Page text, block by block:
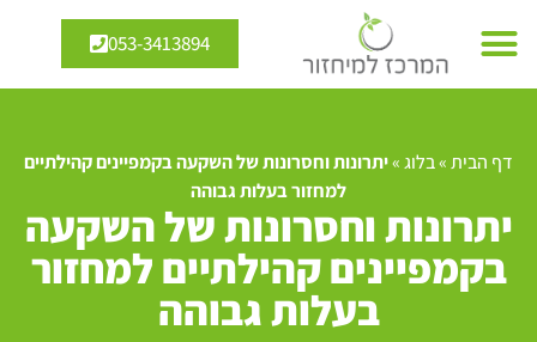
053-3413894
דף הבית»בלוג»יתרונות וחסרונות של השקעה בקמפיינים קהילתיים
למחזור בעלות גבוהה
יתרונות וחסרונות של השקעה
בקמפיינים קהילתיים למחזור
בעלות גבוהה